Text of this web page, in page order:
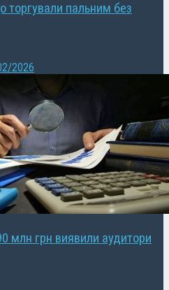
торгували пальним без
2026
млн грн виявили аудитори